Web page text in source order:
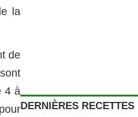
la
de
4 à
DERNIÈRES RECETTES